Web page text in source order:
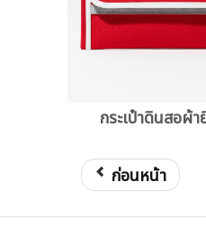
กระเป๋าดินสอผ้
ก่อนหน้า